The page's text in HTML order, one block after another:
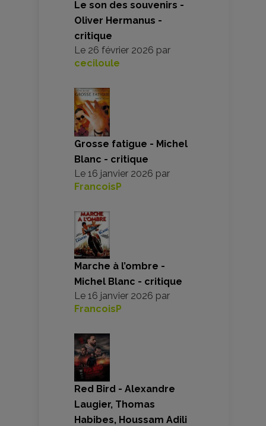
Le son des souvenirs -
Oliver Hermanus -
critique
Le 26 février 2026 par
ceciloule
Grosse fatigue - Michel
Blanc - critique
Le 16 janvier 2026 par
FrancoisP
Marche à l’ombre -
Michel Blanc - critique
Le 16 janvier 2026 par
FrancoisP
Red Bird - Alexandre
Laugier, Thomas
Habibes, Houssam Adili